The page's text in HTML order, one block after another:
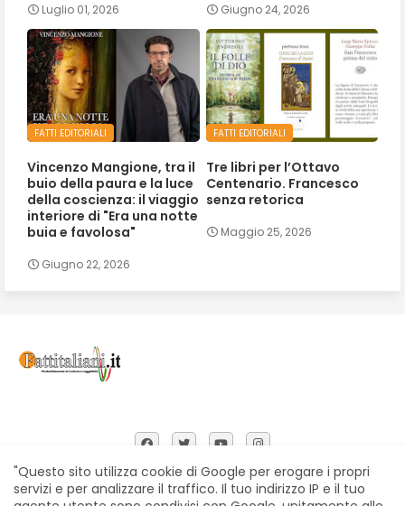
Luglio 01, 2026 Giugno 24, 2026
FATTI EDITORIALI
Vincenzo Mangione, tra il
buio della paura e la luce
della coscienza: il viaggio
interiore di "Era una notte
buia e favolosa"
Giugno 22, 2026
FATTI EDITORIALI
Tre libri per l’Ottavo
Centenario. Francesco
senza retorica
Maggio 25, 2026
"Questo sito utilizza cookie di Google per erogare i propri
servizi e per analizzare il traffico. Il tuo indirizzo IP e il tuo